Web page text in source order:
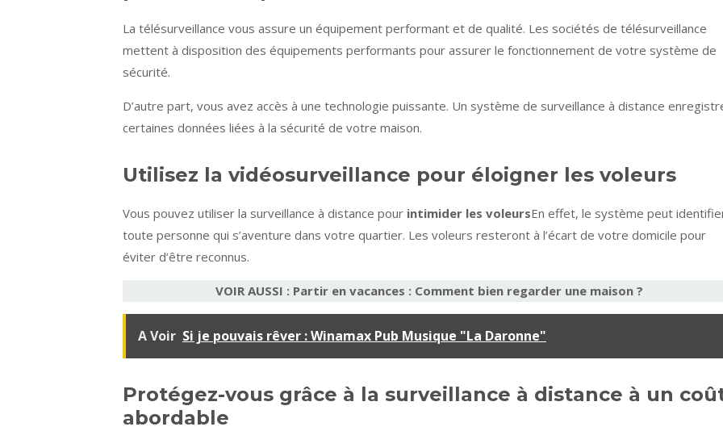
La télésurveillance vous assure un équipement performant et de qualité. Les sociétés de télésurveillance
mettent à disposition des équipements performants pour assurer le fonctionnement de votre système de
sécurité.
D’autre part, vous avez accès à une technologie puissante. Un système de surveillance à distance
certaines données liées à la sécurité de votre maison.
Utilisez la vidéosurveillance pour éloigner les voleurs
Vous pouvez utiliser la surveillance à distance pour intimider les voleursEn effet, le système peut
toute personne qui s’aventure dans votre quartier. Les voleurs resteront à l’écart de votre domicile pour
éviter d’être reconnus.
VOIR AUSSI : Partir en vacances : Comment bien regarder une maison ?
A Voir Si je pouvais rêver : Winamax Pub Musique "La Daronne"
Protégez-vous grâce à la surveillance à distance à un
abordable